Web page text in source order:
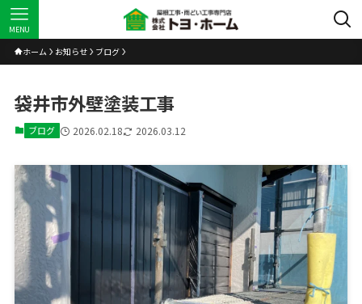
MENU
ホーム お知らせ ブログ
袋井市外壁塗装工事
ブログ 2026.02.18 2026.03.12